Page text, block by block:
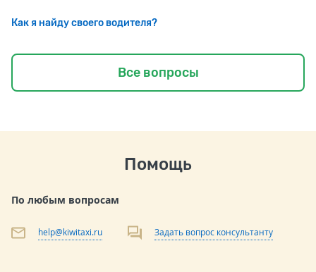
Как я найду своего водителя?
Все вопросы
Помощь
По любым вопросам
help@kiwitaxi.ru Задать вопрос консультанту